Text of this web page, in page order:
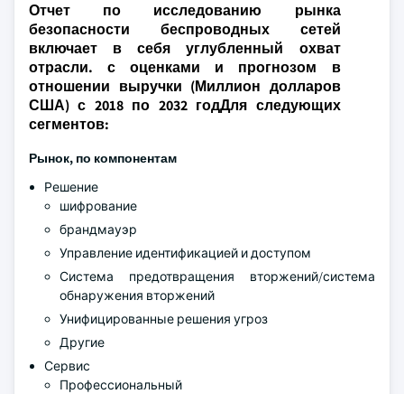
Отчет по исследованию рынка
безопасности беспроводных сетей
включает в себя углубленный охват
отрасли. с оценками и прогнозом в
отношении выручки (Миллион долларов
США) с 2018 по 2032 годДля следующих
сегментов:
Рынок, по компонентам
Решение
шифрование
брандмауэр
Управление идентификацией и доступом
Система предотвращения вторжений/система
обнаружения вторжений
Унифицированные решения угроз
Другие
Сервис
Профессиональный